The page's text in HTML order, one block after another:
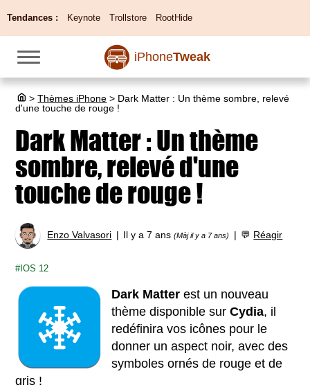
Tendances : Keynote Trollstore RootHide
iPhoneTweak
> Thèmes iPhone > Dark Matter : Un thème sombre, relevé
d'une touche de rouge !
Dark Matter : Un thème
sombre, relevé d'une
touche de rouge !
Enzo Valvasori Il y a 7 ans(Màj il y a 7 ans) 💬 Réagir
IOS 12
Dark Matter est un nouveau
thème disponible surCydia, il
redéfinira vos icônes pour le
donner un aspect noir, avec des
symboles ornés de rouge et de
gris !